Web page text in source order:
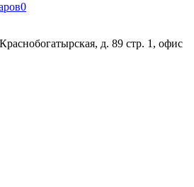
0
д. 89 стр. 1, офис